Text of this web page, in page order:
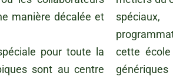
manière décalée et
pour toute la
sont au centre
cette